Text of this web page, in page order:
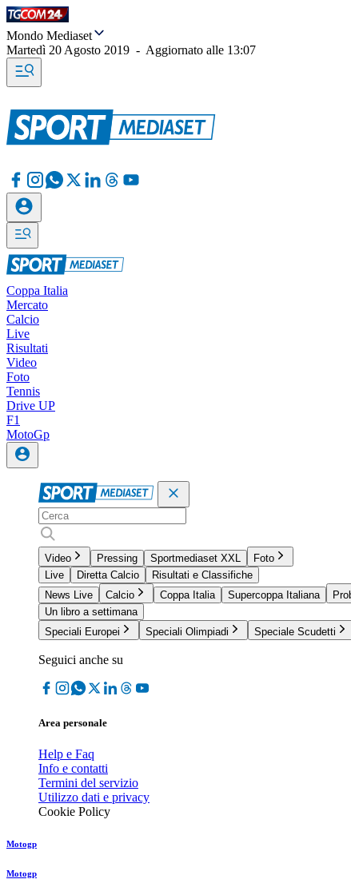
Mondo Mediaset
Martedì 20 Agosto 2019 - Aggiornato alle 13:07
Coppa Italia
Mercato
Calcio
Live
Risultati
Video
Foto
Tennis
Drive UP
F1
MotoGp
Video Pressing Sportmediaset XXL
Foto
Live
Diretta Calcio
Risultati e Classifiche
News Live
Calcio Coppa Italia Supercoppa Italiana
Un libro a settimana
Speciali Europei
Speciali Olimpiadi Speciale Scudetti
Seguici anche su
Area personale
Help e Faq
Info e contatti
Termini del servizio
Utilizzo dati e privacy
Cookie Policy
Motogp
Motogp